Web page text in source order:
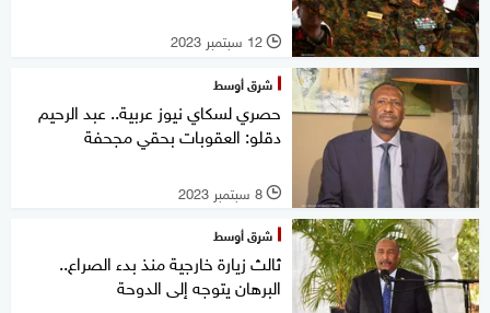
l 12 سبتمبر 2023
شرق أوسط
حصري لسكاي نيوز عربية.. عبد الرحيم
دقلو: العقوبات بحقي مجحفة
l 8 سبتمبر 2023
شرق أوسط
ثالث زيارة خارجية منذ بدء الصراع..
البرهان يتوجه إلى الدوحة